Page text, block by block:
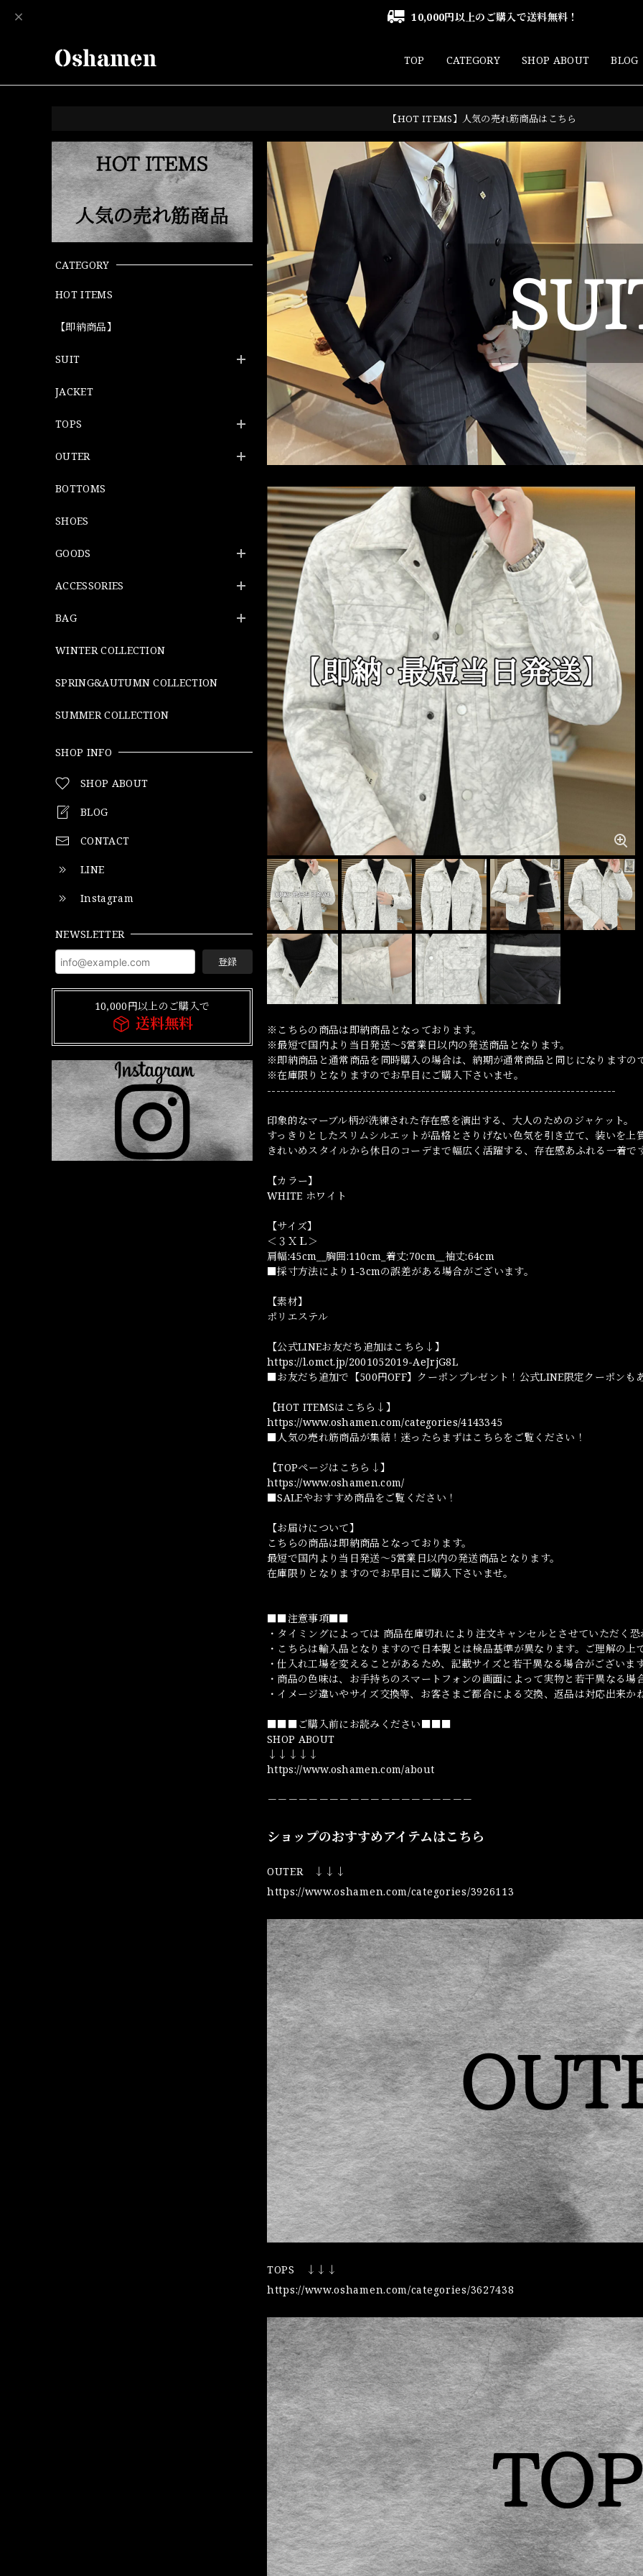
10,000円以上のご購入で送料無料！
TOP CATEGORY SHOP ABOUT BLOG
【HOT ITEMS】人気の売れ筋商品はこちら
CATEGORY
HOT ITEMS
【即納商品】
SUIT
JACKET
TOPS
OUTER
BOTTOMS
SHOES
GOODS
ACCESSORIES
BAG
WINTER COLLECTION
SPRING&AUTUMN COLLECTION
SUMMER COLLECTION
SHOP INFO
SHOP ABOUT
BLOG
CONTACT
LINE
Instagram
NEWSLETTER
登録
10,000円以上のご購入で
送料無料
※こちらの商品は即納商品となっております。
※最短で国内より当日発送～5営業日以内の発送商品となります。
※即納商品と通常商品を同時購入の場合は、納期が通常商品と同じになりますの
※在庫限りとなりますのでお早目にご購入下さいませ。
-----------------------------------------------------------------------------
印象的なマーブル柄が洗練された存在感を演出する、大人のためのジャケット。
すっきりとしたスリムシルエットが品格とさりげない色気を引き立て、装いを上
きれいめスタイルから休日のコーデまで幅広く活躍する、存在感あふれる一着で
【カラー】
WHITE ホワイト
【サイズ】
＜３ＸＬ＞
肩幅:45cm__胸囲:110cm_着丈:70cm__袖丈:64cm
■採寸方法により1-3cmの誤差がある場合がございます。
【素材】
ポリエステル
【公式LINEお友だち追加はこちら↓】
https://l.omct.jp/2001052019-AeJrjG8L
■お友だち追加で【500円OFF】クーポンプレゼント！公式LINE限定クーポンも
【HOT ITEMSはこちら↓】
https://www.oshamen.com/categories/4143345
■人気の売れ筋商品が集結！迷ったらまずはこちらをご覧ください！
【TOPページはこちら↓】
https://www.oshamen.com/
■SALEやおすすめ商品をご覧ください！
【お届けについて】
こちらの商品は即納商品となっております。
最短で国内より当日発送～5営業日以内の発送商品となります。
在庫限りとなりますのでお早目にご購入下さいませ。
■■注意事項■■
・タイミングによっては 商品在庫切れにより注文キャンセルとさせていただく
・こちらは輸入品となりますので日本製とは検品基準が異なります。ご理解の上
・仕入れ工場を変えることがあるため、記載サイズと若干異なる場合がございま
・商品の色味は、お手持ちのスマートフォンの画面によって実物と若干異なる場
・イメージ違いやサイズ交換等、お客さまご都合による交換、返品は対応出来か
■■■ご購入前にお読みください■■■
SHOP ABOUT
↓↓↓↓↓
https://www.oshamen.com/about
－－－－－－－－－－－－－－－－－－－－
ショップのおすすめアイテムはこちら
OUTER ↓↓↓
https://www.oshamen.com/categories/3926113
TOPS ↓↓↓
https://www.oshamen.com/categories/3627438